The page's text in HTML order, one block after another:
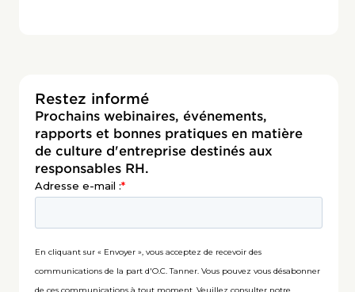
Restez informé
Prochains webinaires, événements,
rapports et bonnes pratiques en matière
de culture d'entreprise destinés aux
responsables RH.